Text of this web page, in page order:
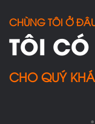
CHÙNG TÔI Ở
TÔI CÓ
CHO QUÝ